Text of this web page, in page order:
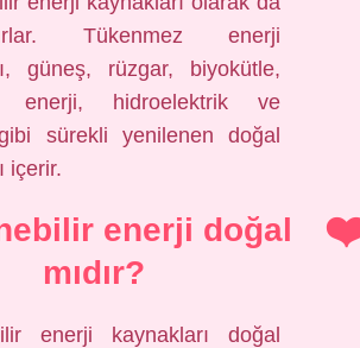
Tükenmez enerji
güneş, rüzgar, biyokütle,
enerji, hidroelektrik ve
sürekli yenilenen doğal
içerir.
enerji doğal
mıdır?
enerji kaynakları doğal